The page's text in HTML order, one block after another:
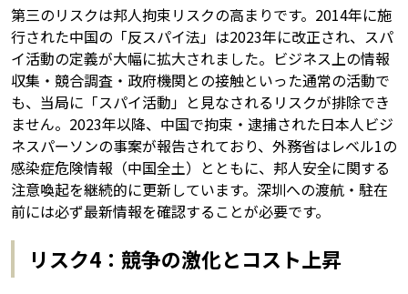
第三のリスクは邦人拘束リスクの高まりです。2014年に施
行された中国の「反スパイ法」は2023年に改正され、スパ
イ活動の定義が大幅に拡大されました。ビジネス上の情報
収集・競合調査・政府機関との接触といった通常の活動で
も、当局に「スパイ活動」と見なされるリスクが排除でき
ません。2023年以降、中国で拘束・逮捕された日本人ビジ
ネスパーソンの事案が報告されており、外務省はレベル1の
感染症危険情報（中国全土）とともに、邦人安全に関する
注意喚起を継続的に更新しています。深圳への渡航・駐在
前には必ず最新情報を確認することが必要です。
リスク4：競争の激化とコスト上昇